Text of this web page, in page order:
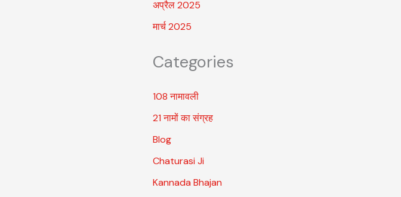
अप्रैल 2025
मार्च 2025
Categories
108 नामावली
21 नामों का संग्रह
Blog
Chaturasi Ji
Kannada Bhajan